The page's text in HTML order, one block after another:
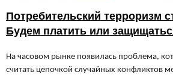
Потребительский терроризм
Будем платить или
На часовом рынке появилась проблема,
считать цепочкой случайных конфликтов